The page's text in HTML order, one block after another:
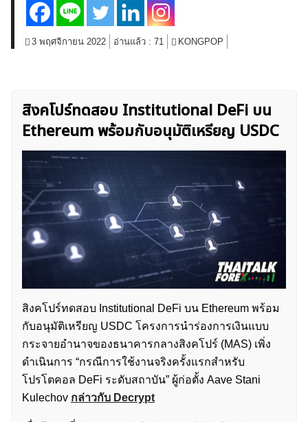
กองทุน Forex
ฟรี EA
3 พฤศจิกายน 2022 อ่านแล้ว : 71 KONGPOP
สิงคโปร์ทดสอบ Institutional DeFi บน
Ethereum พร้อมกับอนุมัติเหรียญ USDC
สิงคโปร์ทดสอบ Institutional DeFi บน Ethereum พร้อม
กับอนุมัติเหรียญ USDC โครงการนำร่องการเงินแบบ
กระจายอำนาจของธนาคารกลางสิงคโปร์ (MAS) เพิ่ง
ดำเนินการ “กรณีการใช้งานจริงครั้งแรกสำหรับ
โปรโตคอล DeFi ระดับสถาบัน” ผู้ก่อตั้ง Aave Stani
Kulechov กล่าวกับ Decrypt